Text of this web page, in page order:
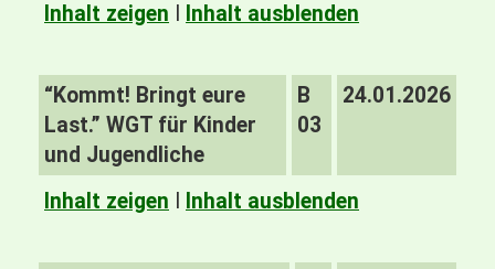
Inhalt zeigen Inhalt ausblenden
“Kommt! Bringt eure
Last.” WGT für Kinder
und Jugendliche
B
03
24.01.2026
Inhalt zeigen Inhalt ausblenden